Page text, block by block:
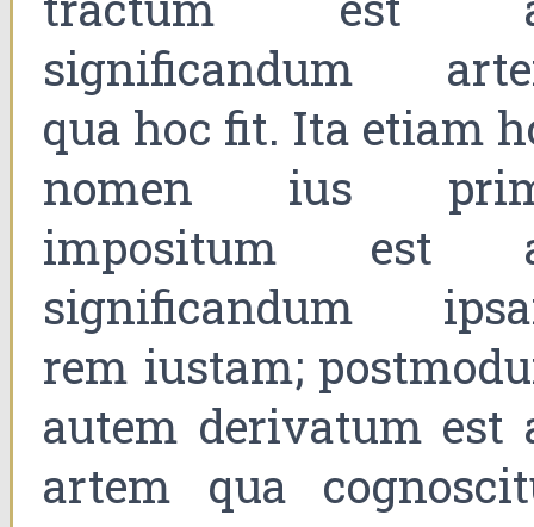
significandum
qua hoc fit. Ita etiam
nomen ius
impositum est
significandum
rem iustam;
autem derivatum est
artem qua